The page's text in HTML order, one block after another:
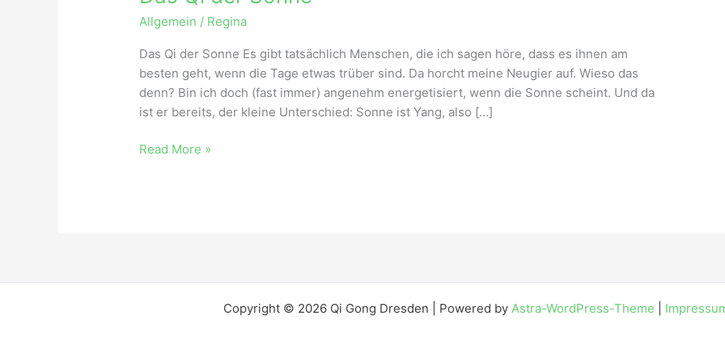
Allgemein / Regina
Das Qi der Sonne Es gibt tatsächlich Menschen, die ich sagen höre, dass es ihnen am
besten geht, wenn die Tage etwas trüber sind. Da horcht meine Neugier auf. Wieso das
denn? Bin ich doch (fast immer) angenehm energetisiert, wenn die Sonne scheint. Und da
ist er bereits, der kleine Unterschied: Sonne ist Yang, also […]
Read More »
Copyright © 2026 Qi Gong Dresden | Powered by Astra-WordPress-Theme